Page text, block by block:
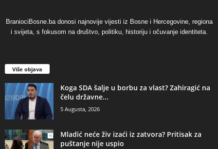
BraniociBosne.ba donosi najnovije vijesti iz Bosne i Hercegovine, regiona
i svijeta, s fokusom na društvo, politiku, historiju i očuvanje identiteta.
Više objava
​Koga SDA šalje u borbu za vlast? Zahiragić na
čelu državne...
5 Augusta, 2026
​Mladić neće živ izaći iz zatvora? Pritisak za
puštanje nije uspio